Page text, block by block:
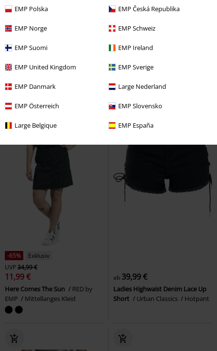
EMP Polska EMP Česká Republika
EMP Norge EMP Schweiz
EMP Suomi EMP Ireland
EMP United Kingdom EMP Sverige
EMP Danmark Large Nederland
EMP Österreich EMP Slovensko
Large Belgique EMP España
Auch in Plus Size
ab 9,90 €
Urban Classics
Fast ausverkauft
Exklusiv
ab39,99 €
Premium by EMP
-65%
Exklusiv
UVP34,99 €
11,99 €
Here Comes The Sun
RED by
EMP
Mittellanges Kleid
ab 39,99 €
Ladies Highwaist Denim Lace Up
Short
Urban Classics Hotpant